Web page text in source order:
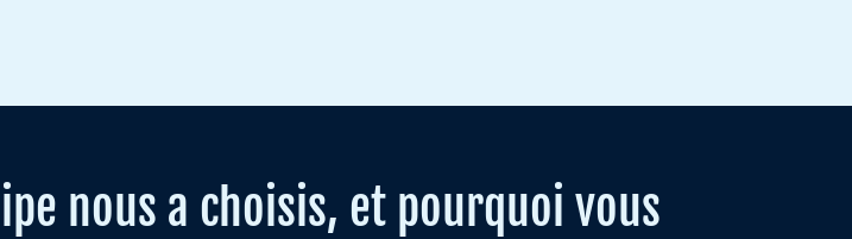
nous a choisis, et pourquoi vous